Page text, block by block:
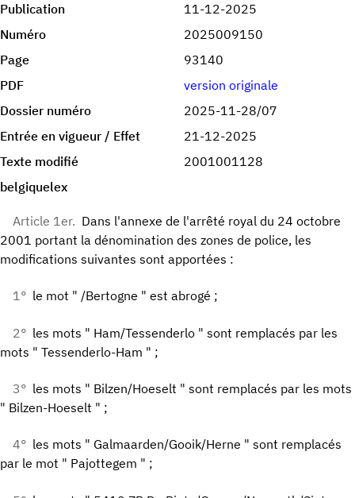
Publication
11-12-2025
Numéro
2025009150
Page
93140
PDF
version originale
Dossier numéro
2025-11-28/07
Entrée en vigueur / Effet
21-12-2025
Texte modifié
2001001128
belgiquelex
Article 1er. Dans l'annexe de l'arrêté royal du 24 octobre
2001 portant la dénomination des zones de police, les
modifications suivantes sont apportées :
1° le mot " /Bertogne " est abrogé ;
2° les mots " Ham/Tessenderlo " sont remplacés par les
mots " Tessenderlo-Ham " ;
3° les mots " Bilzen/Hoeselt " sont remplacés par les mots
" Bilzen-Hoeselt " ;
4° les mots " Galmaarden/Gooik/Herne " sont remplacés
par le mot " Pajottegem " ;